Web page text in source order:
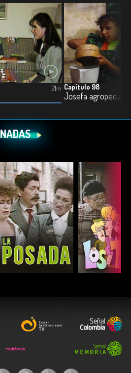
21m Capítulo 98
Josefa
ESCUCHAR